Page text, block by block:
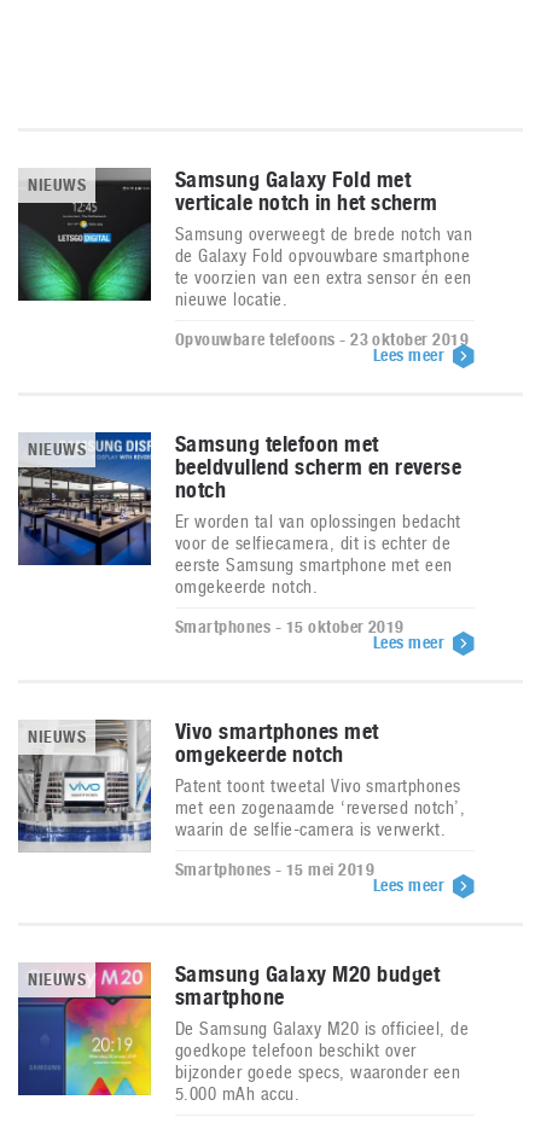
NIEUWS
Samsung Galaxy Fold met
verticale notch in het scherm
Samsung overweegt de brede notch van
de Galaxy Fold opvouwbare smartphone
te voorzien van een extra sensor én een
nieuwe locatie.
Opvouwbare telefoons - 23 oktober 2019
Lees meer
NIEUWS
Samsung telefoon met
beeldvullend scherm en reverse
notch
Er worden tal van oplossingen bedacht
voor de selfiecamera, dit is echter de
eerste Samsung smartphone met een
omgekeerde notch.
Smartphones - 15 oktober 2019
Lees meer
NIEUWS
Vivo smartphones met
omgekeerde notch
Patent toont tweetal Vivo smartphones
met een zogenaamde ‘reversed notch’,
waarin de selfie-camera is verwerkt.
Smartphones - 15 mei 2019
Lees meer
NIEUWS
Samsung Galaxy M20 budget
smartphone
De Samsung Galaxy M20 is officieel, de
goedkope telefoon beschikt over
bijzonder goede specs, waaronder een
5.000 mAh accu.